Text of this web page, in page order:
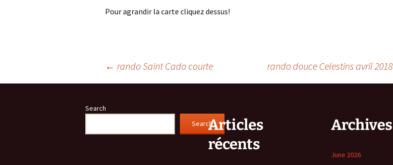
Pour agrandir la carte cliquez dessus!
navigation
← rando Saint Cado courte rando douce Celestins avril 2018
Search
SearchArticles
récents
Archives
June 2026